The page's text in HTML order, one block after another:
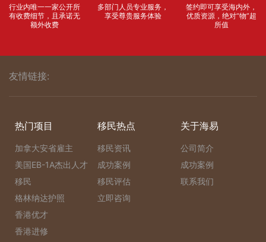
行业内唯一一家公开所
有收费细节，且承诺无
额外收费
多部门人员专业服务，
享受尊贵服务体验
签约即可享受海内外，
优质资源，绝对“物”超
所值
友情链接:
热门项目
加拿大安省雇主
美国EB-1A杰出人才
移民
格林纳达护照
香港优才
香港进修
移民热点
移民资讯
成功案例
移民评估
立即咨询
关于海易
公司简介
成功案例
联系我们